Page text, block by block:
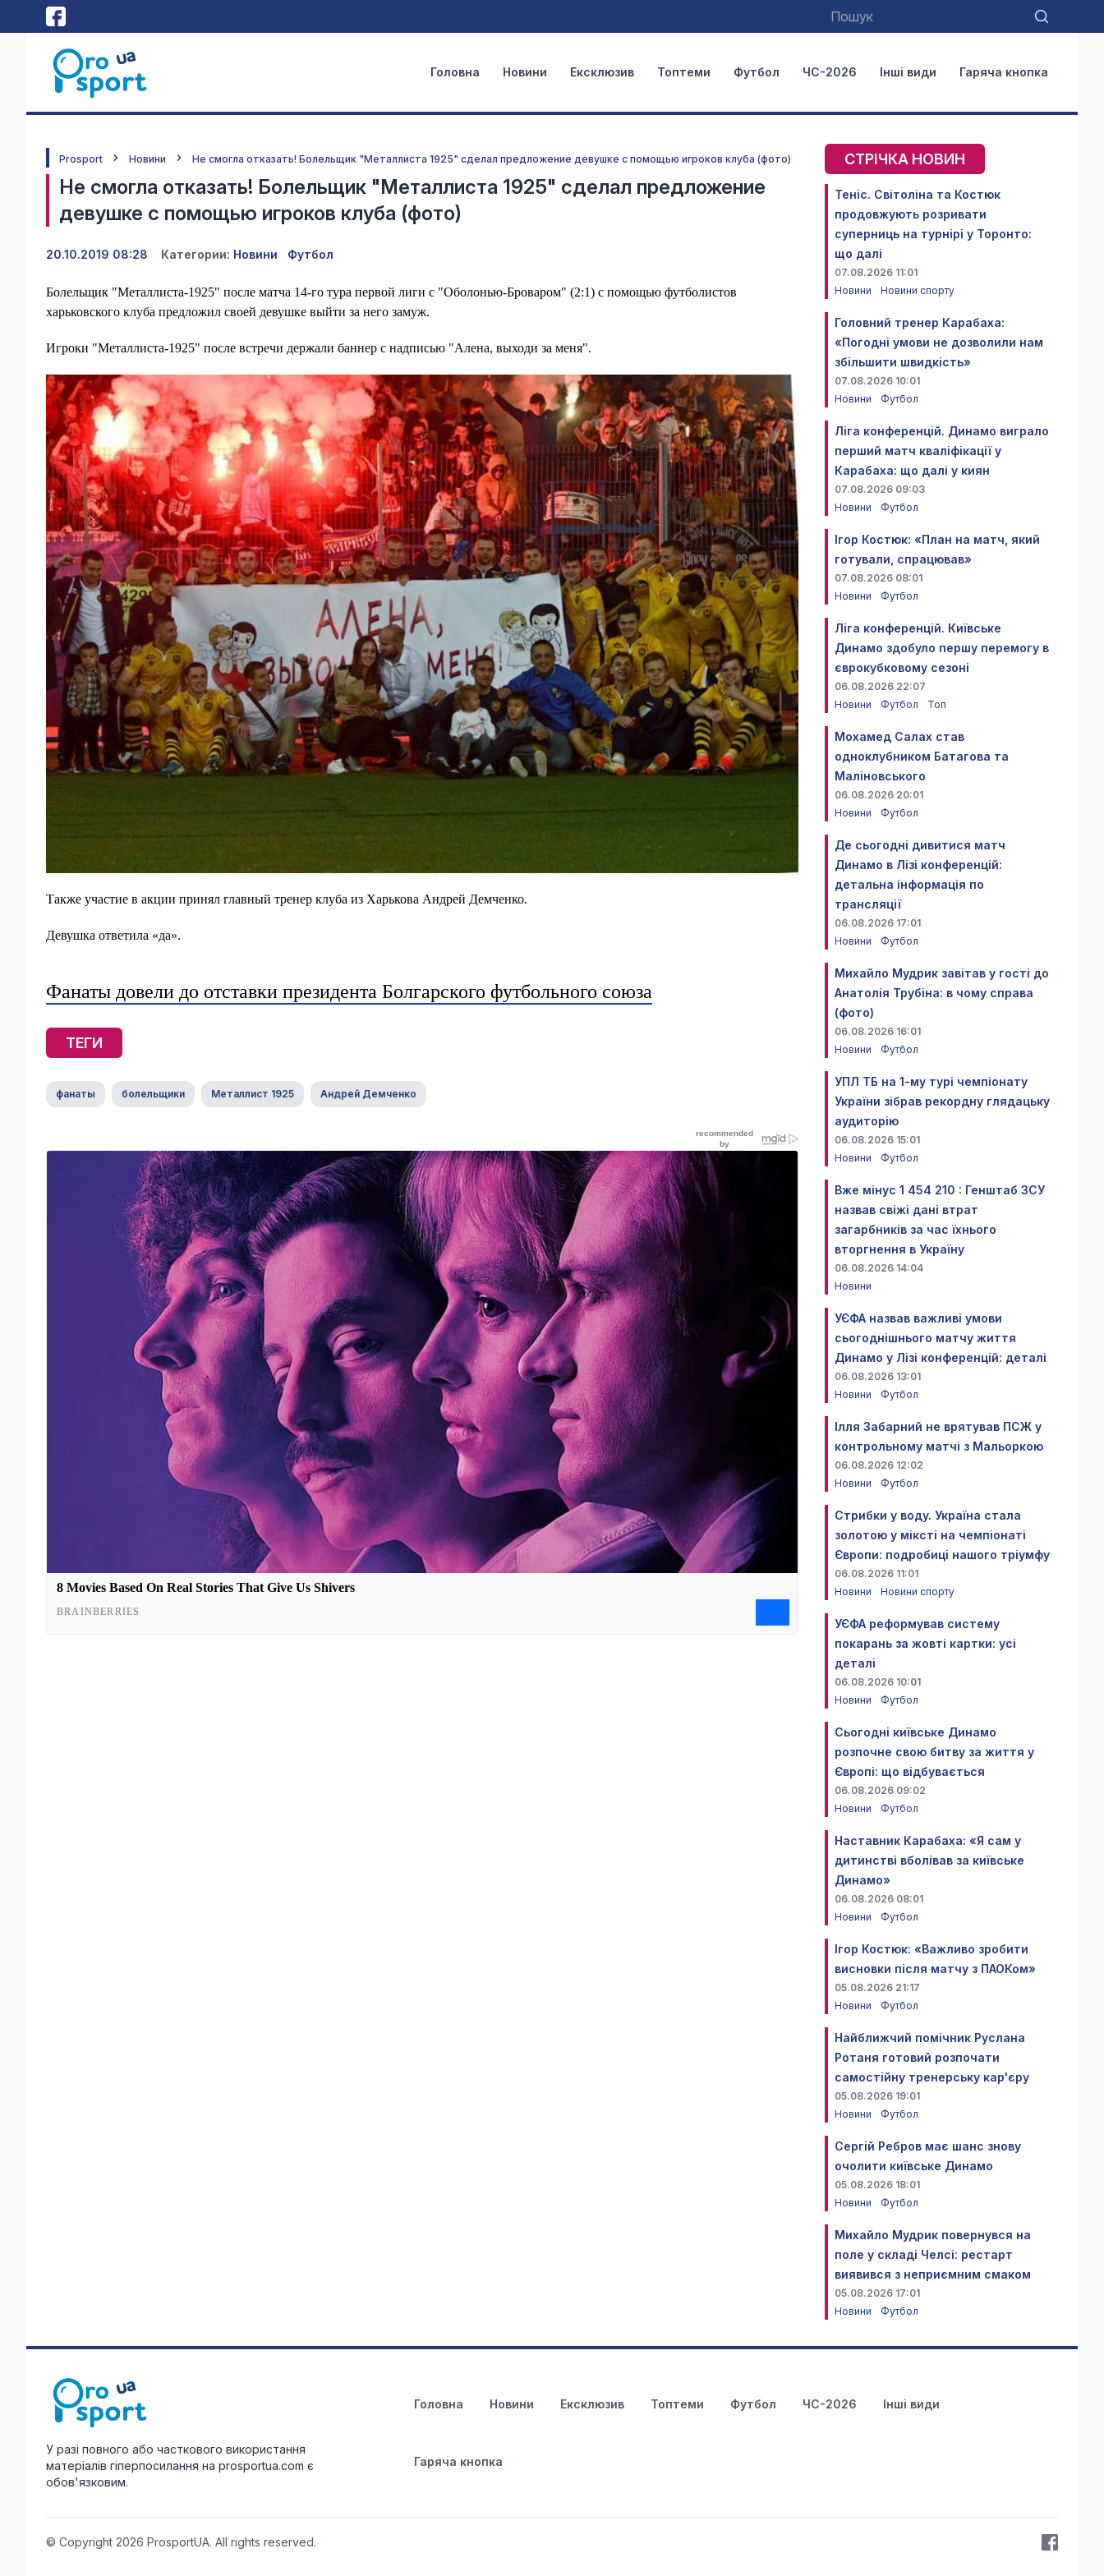
Головна Новини Ексклюзив Топтеми Футбол ЧС-2026 Інші види Гаряча кнопка
Prosport Новини Не смогла отказать! Болельщик "Металлиста 1925" сделал предложение девушке с помощью игроков клуба (фото)
Не смогла отказать! Болельщик "Металлиста 1925" сделал предложение
девушке с помощью игроков клуба (фото)
20.10.2019 08:28 Категории: Новини Футбол
Болельщик "Металлиста-1925" после матча 14-го тура первой лиги с "Оболонью-Броваром" (2:1) с помощью футболистов
харьковского клуба предложил своей девушке выйти за него замуж.
Игроки "Металлиста-1925" после встречи держали баннер с надписью "Алена, выходи за меня".
Также участие в акции принял главный тренер клуба из Харькова Андрей Демченко.
Девушка ответила «да».
Фанаты довели до отставки президента Болгарского футбольного союза
ТЕГИ
фанаты болельщики Металлист 1925 Андрей Демченко
СТРІЧКА НОВИН
Теніс. Світоліна та Костюк
продовжують розривати
суперниць на турнірі у Торонто:
що далі
07.08.2026 11:01
Новини
Новини спорту
Головний тренер Карабаха:
«Погодні умови не дозволили нам
збільшити швидкість»
07.08.2026 10:01
Новини
Футбол
Ліга конференцій. Динамо виграло
перший матч кваліфікації у
Карабаха: що далі у киян
07.08.2026 09:03
Новини
Футбол
Ігор Костюк: «План на матч, який
готували, спрацював»
07.08.2026 08:01
Новини
Футбол
Ліга конференцій. Київське
Динамо здобуло першу перемогу в
єврокубковому сезоні
06.08.2026 22:07
Новини
Футбол Топ
Мохамед Салах став
одноклубником Батагова та
Маліновського
06.08.2026 20:01
Новини
Футбол
Де сьогодні дивитися матч
Динамо в Лізі конференцій:
детальна інформація по
трансляції
06.08.2026 17:01
Новини
Футбол
Михайло Мудрик завітав у гості до
Анатолія Трубіна: в чому справа
(фото)
06.08.2026 16:01
Новини
Футбол
УПЛ ТБ на 1-му турі чемпіонату
України зібрав рекордну глядацьку
аудиторію
06.08.2026 15:01
Новини
Футбол
Вже мінус 1 454 210 : Генштаб ЗСУ
назвав свіжі дані втрат
загарбників за час їхнього
вторгнення в Україну
06.08.2026 14:04
Новини
УЄФА назвав важливі умови
сьогоднішнього матчу життя
Динамо у Лізі конференцій: деталі
06.08.2026 13:01
Новини
Футбол
Ілля Забарний не врятував ПСЖ у
контрольному матчі з Мальоркою
06.08.2026 12:02
Новини
Футбол
Стрибки у воду. Україна стала
золотою у міксті на чемпіонаті
Європи: подробиці нашого тріумфу
06.08.2026 11:01
Новини
Новини спорту
УЄФА реформував систему
покарань за жовті картки: усі
деталі
06.08.2026 10:01
Новини
Футбол
Сьогодні київське Динамо
розпочне свою битву за життя у
Європі: що відбувається
06.08.2026 09:02
Новини
Футбол
Наставник Карабаха: «Я сам у
дитинстві вболівав за київське
Динамо»
06.08.2026 08:01
Новини
Футбол
Ігор Костюк: «Важливо зробити
висновки після матчу з ПАОКом»
05.08.2026 21:17
Новини
Футбол
Найближчий помічник Руслана
Ротаня готовий розпочати
самостійну тренерську кар'єру
05.08.2026 19:01
Новини
Футбол
Сергій Ребров має шанс знову
очолити київське Динамо
05.08.2026 18:01
Новини
Футбол
Михайло Мудрик повернувся на
поле у складі Челсі: рестарт
виявився з неприємним смаком
05.08.2026 17:01
Новини
Футбол
У разі повного або часткового використання
матеріалів гіперпосилання на prosportua.com є
обов'язковим.
Головна Новини Ексклюзив Топтеми Футбол ЧС-2026 Інші види
Гаряча кнопка
© Copyright 2026 ProsportUA. All rights reserved.